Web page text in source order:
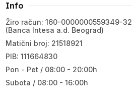
Info
Žiro račun: 160-0000000559349-32
(Banca Intesa a.d. Beograd)
Matični broj: 21518921
PIB: 111664830
Pon - Pet / 08:00 - 20:00h
Subota / 08:00 - 16:00h